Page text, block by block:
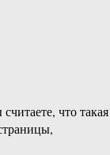
что такая